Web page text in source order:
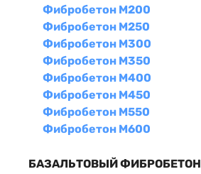
Фибробетон М200
Фибробетон М250
Фибробетон М300
Фибробетон М350
Фибробетон М400
Фибробетон М450
Фибробетон М550
Фибробетон М600
БАЗАЛЬТОВЫЙ ФИБРОБЕТОН